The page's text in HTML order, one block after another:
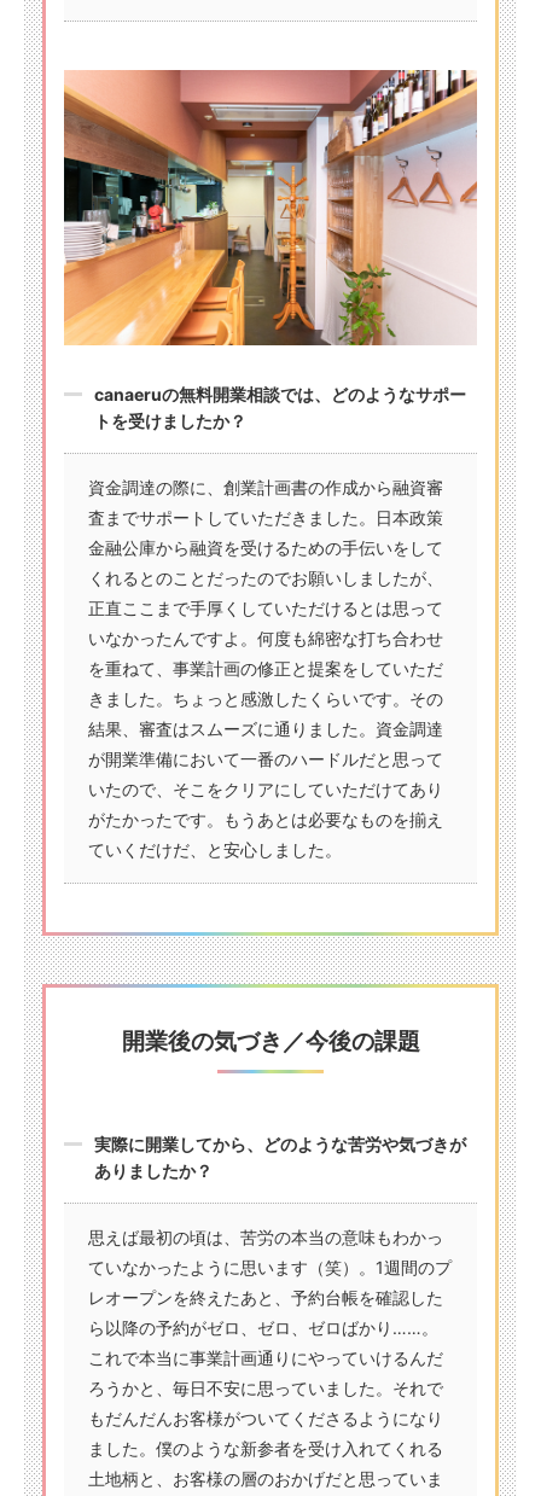
canaeruの無料開業相談では、どのようなサポー
トを受けましたか？
資金調達の際に、創業計画書の作成から融資審
査までサポートしていただきました。日本政策
金融公庫から融資を受けるための手伝いをして
くれるとのことだったのでお願いしましたが、
正直ここまで手厚くしていただけるとは思って
いなかったんですよ。何度も綿密な打ち合わせ
を重ねて、事業計画の修正と提案をしていただ
きました。ちょっと感激したくらいです。その
結果、審査はスムーズに通りました。資金調達
が開業準備において一番のハードルだと思って
いたので、そこをクリアにしていただけてあり
がたかったです。もうあとは必要なものを揃え
ていくだけだ、と安心しました。
開業後の気づき／今後の課題
実際に開業してから、どのような苦労や気づきが
ありましたか？
思えば最初の頃は、苦労の本当の意味もわかっ
ていなかったように思います（笑）。1週間のプ
レオープンを終えたあと、予約台帳を確認した
ら以降の予約がゼロ、ゼロ、ゼロばかり……。
これで本当に事業計画通りにやっていけるんだ
ろうかと、毎日不安に思っていました。それで
もだんだんお客様がついてくださるようになり
ました。僕のような新参者を受け入れてくれる
土地柄と、お客様の層のおかげだと思っていま